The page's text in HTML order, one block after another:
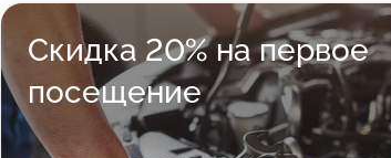
Скидка 20% на первое
посещение